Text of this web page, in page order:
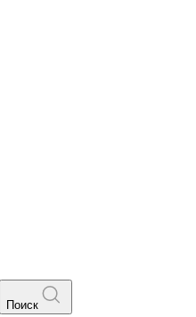
Поиск